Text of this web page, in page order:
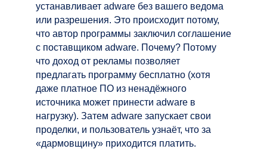
устанавливает adware без вашего ведома
или разрешения. Это происходит потому,
что автор программы заключил соглашение
с поставщиком adware. Почему? Потому
что доход от рекламы позволяет
предлагать программу бесплатно (хотя
даже платное ПО из ненадёжного
источника может принести adware в
нагрузку). Затем adware запускает свои
проделки, и пользователь узнаёт, что за
«дармовщину» приходится платить.